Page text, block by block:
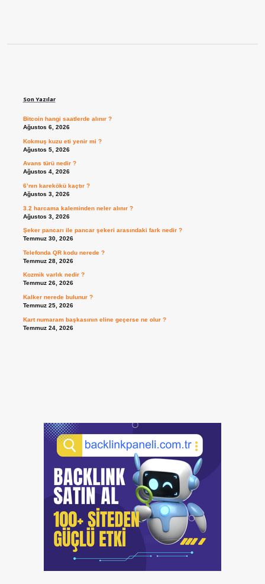
Son Yazılar
Bitcoin hangi saatlerde alınır ?
Ağustos 6, 2026
Kokmuş kuzu eti yenir mi ?
Ağustos 5, 2026
Avans türü nedir ?
Ağustos 4, 2026
6’nın karekökü kaçtır ?
Ağustos 3, 2026
3.2 harcama kaleminden neler alınır ?
Ağustos 3, 2026
Şeker pancarı ile pancar şekeri arasındaki fark nedir ?
Temmuz 30, 2026
Telefonda QR kodu nerede ?
Temmuz 28, 2026
Kozmik varlık nedir ?
Temmuz 26, 2026
Kalker nerede bulunur ?
Temmuz 25, 2026
Kart numaram başkasının eline geçerse ne olur ?
Temmuz 24, 2026